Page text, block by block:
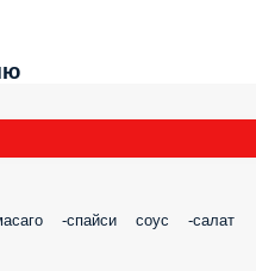
соус -салат айсберг